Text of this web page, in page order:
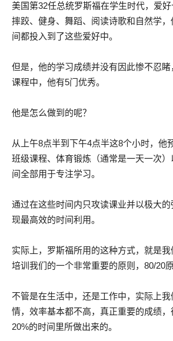
美国第32任总统罗斯福在学生时代，爱好
摔跤、健身、舞蹈、阅读诗歌和自然学
间都投入到了这些爱好中。
但是，他的学习成绩并没有因此惨不忍
课程中，他有5门优秀。
他是怎么做到的呢？
从上午8点半到下午4点半这8个小时，他
班级课程、体育锻炼（通常是一天一次
间全部用于专注学习。
通过在这些时间内只攻读课业并以极大
现最高效的时间利用。
实际上，罗斯福所用的这种方式，就是
培训我们的一个非常重要的原则，80/20原
不管是在生活中，还是工作中，实际上
情，效率基本都不高，真正重要的成绩
20%的时间里所做出来的。